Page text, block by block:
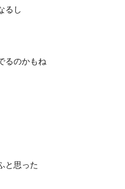
るし
るのかもね
と思った